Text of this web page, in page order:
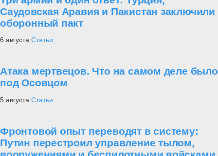
Саудовская Аравия и Пакистан заключили
оборонный пакт
6 августа Статьи
Атака мертвецов. Что на самом деле было
под Осовцом
5 августа Статьи
Фронтовой опыт переводят в систему:
Путин перестроил управление тылом,